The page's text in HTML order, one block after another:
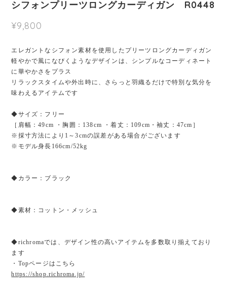
シフォンプリーツロングカーディガン R0448
¥9,800
エレガントなシフォン素材を使用したプリーツロングカーディガン
軽やかで風になびくようなデザインは、シンプルなコーディネート
に華やかさをプラス
リラックスタイムや外出時に、さらっと羽織るだけで特別な気分を
味わえるアイテムです
◆サイズ：フリー
［肩幅：49cm ・胸囲：138cm ・着丈：109cm・袖丈：47cm］
※採寸方法により1～3cmの誤差がある場合がございます
※モデル身長166cm/52kg
◆カラー：ブラック
◆素材：コットン・メッシュ
◆richromaでは、デザイン性の高いアイテムを多数取り揃えており
ます
・Topページはこちら
https://shop.richroma.jp/